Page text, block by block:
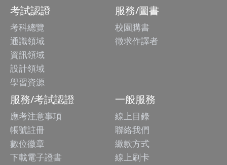
考試認證
考科總覽
通識領域
資訊領域
設計領域
學習資源
服務/圖書
校園購書
徵求作譯者
服務/考試認證
應考注意事項
帳號註冊
數位徽章
下載電子證書
一般服務
線上目錄
聯絡我們
繳款方式
線上刷卡